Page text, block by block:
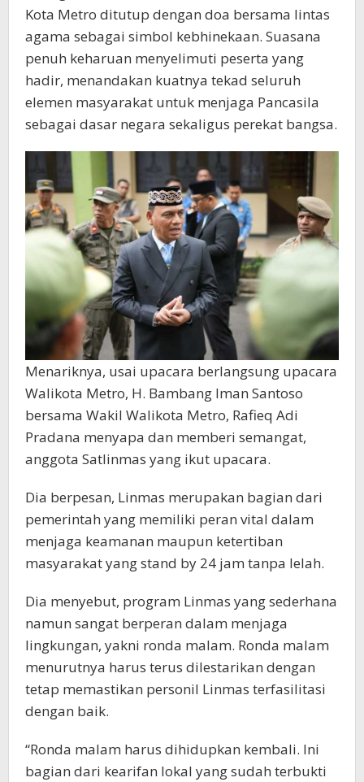
Kota Metro ditutup dengan doa bersama lintas
agama sebagai simbol kebhinekaan. Suasana
penuh keharuan menyelimuti peserta yang
hadir, menandakan kuatnya tekad seluruh
elemen masyarakat untuk menjaga Pancasila
sebagai dasar negara sekaligus perekat bangsa.
Menariknya, usai upacara berlangsung upacara
Walikota Metro, H. Bambang Iman Santoso
bersama Wakil Walikota Metro, Rafieq Adi
Pradana menyapa dan memberi semangat,
anggota Satlinmas yang ikut upacara.
Dia berpesan, Linmas merupakan bagian dari
pemerintah yang memiliki peran vital dalam
menjaga keamanan maupun ketertiban
masyarakat yang stand by 24 jam tanpa lelah.
Dia menyebut, program Linmas yang sederhana
namun sangat berperan dalam menjaga
lingkungan, yakni ronda malam. Ronda malam
menurutnya harus terus dilestarikan dengan
tetap memastikan personil Linmas terfasilitasi
dengan baik.
“Ronda malam harus dihidupkan kembali. Ini
bagian dari kearifan lokal yang sudah terbukti